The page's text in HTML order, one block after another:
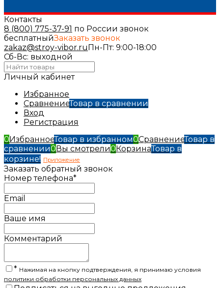
Контакты
8 (800) 775-37-91 по России звонок
бесплатныйЗаказать звонок
zakaz@stroy-vibor.ru Пн-Пт: 9:00-18:00
Сб-Вс: выходной
Личный кабинет
Избранное
СравнениеТовар в сравнении
Вход
Регистрация
0 ИзбранноеТовар в избранном0СравнениеТовар в
сравнении0 Вы смотрели0 КорзинаТовар в
корзине! Приложение
Заказать обратный звонок
Номер телефона*
Email
Ваше имя
Комментарий
* Нажимая на кнопку подтверждения, я принимаю условия
политики обработки персональных данных